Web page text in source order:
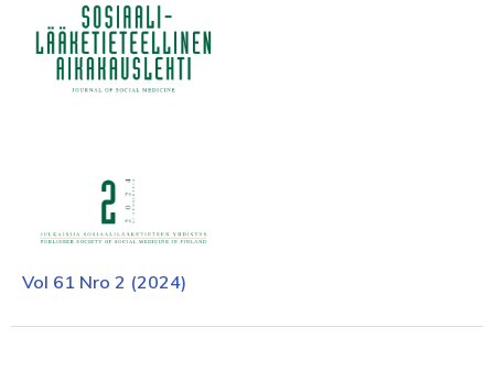
Vol 61 Nro 2 (2024)